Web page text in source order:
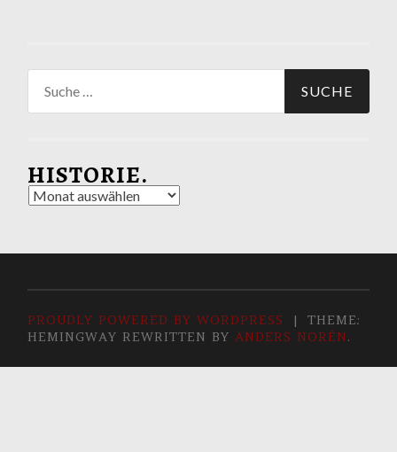
nach:
HISTORIE.
Historie.
PROUDLY POWERED BY WORDPRESS |
THEME:
HEMINGWAY REWRITTEN BYANDERS NORÉN.